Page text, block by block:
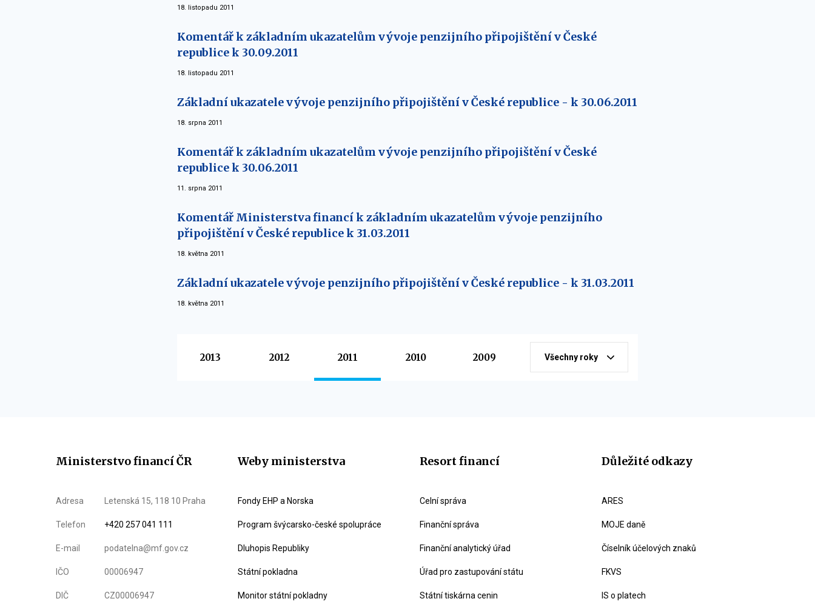
18. listopadu 2011
Komentář k základním ukazatelům vývoje penzijního připojištění v České
republice k 30.09.2011
18. listopadu 2011
Základní ukazatele vývoje penzijního připojištění v České republice - k 30.06.2011
18. srpna 2011
Komentář k základním ukazatelům vývoje penzijního připojištění v České
republice k 30.06.2011
11. srpna 2011
Komentář Ministerstva financí k základním ukazatelům vývoje penzijního
připojištění v České republice k 31.03.2011
18. května 2011
Základní ukazatele vývoje penzijního připojištění v České republice - k 31.03.2011
18. května 2011
2013 2012 2011 2010 2009 Všechny roky
Ministerstvo financí ČR
Adresa Letenská 15, 118 10 Praha
Telefon +420 257 041 111
E-mail podatelna@mf.gov.cz
IČO 00006947
DIČ CZ00006947
Weby ministerstva
Fondy EHP a Norska
Program švýcarsko-české spolupráce
Dluhopis Republiky
Státní pokladna
Monitor státní pokladny
Resort financí
Celní správa
Finanční správa
Finanční analytický úřad
Úřad pro zastupování státu
Státní tiskárna cenin
Důležité odkazy
ARES
MOJE daně
Číselník účelových znaků
FKVS
IS o platech